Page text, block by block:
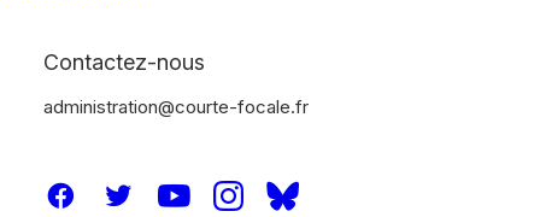
Contactez-nous
administration@courte-focale.fr